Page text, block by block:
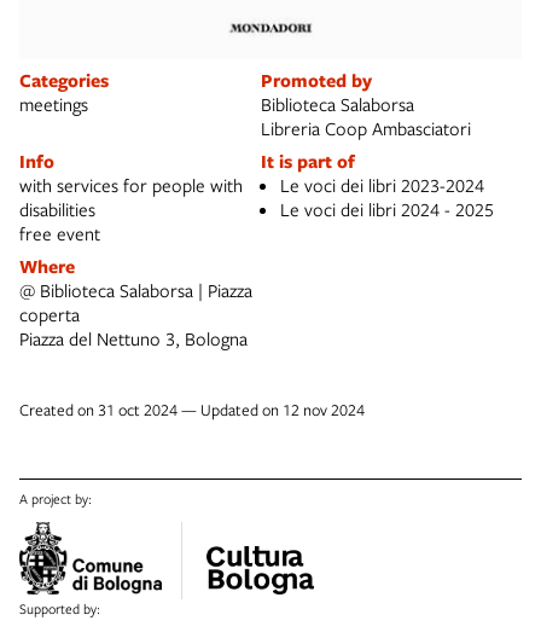
Categories
meetings
Promoted by
Biblioteca Salaborsa
Libreria Coop Ambasciatori
Info
with services for people with
disabilities
free event
It is part of
Le voci dei libri 2023-2024
Le voci dei libri 2024 - 2025
Where
@ Biblioteca Salaborsa | Piazza
coperta
Piazza del Nettuno 3, Bologna
Created on 31 oct 2024 — Updated on 12 nov 2024
A project by:
Supported by: